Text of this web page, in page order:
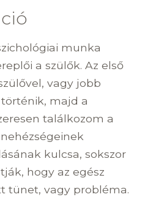
munka
a szülők. Az első
vagy jobb
majd a
találkozom a
kulcsa, sokszor
hogy az egész
tünet, vagy probléma.